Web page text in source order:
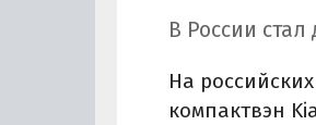
В России
На
компактвэн